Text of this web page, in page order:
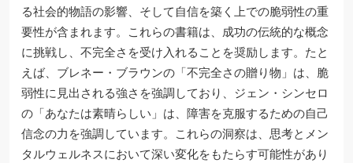
る社会的物語の影響、そして自信を築く上での脆弱性の重
要性が含まれます。これらの書籍は、成功の伝統的な概念
に挑戦し、不完全さを受け入れることを奨励します。たと
えば、ブレネー・ブラウンの「不完全さの贈り物」は、脆
弱性に見出される強さを強調しており、ジェン・シンセロ
の「あなたは素晴らしい」は、障害を克服するための自己
信念の力を強調しています。これらの洞察は、思考とメン
タルウェルネスにおいて深い変化をもたらす可能性があり